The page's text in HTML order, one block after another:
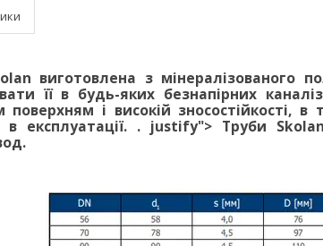
виготовлена з мінералізованого
її в будь-яких безнапірних
поверхням і високій зносостійкості,
експлуатації. . justify"> Труби